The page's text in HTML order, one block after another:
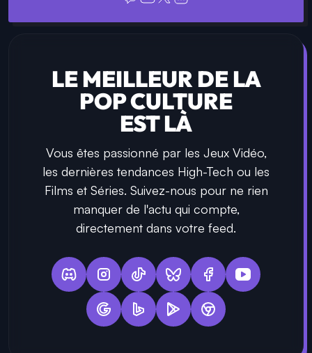
LE MEILLEUR DE LA
POP CULTURE
EST LÀ
Vous êtes passionné par les Jeux Vidéo,
les dernières tendances High-Tech ou les
Films et Séries. Suivez-nous pour ne rien
manquer de l'actu qui compte,
directement dans votre feed.